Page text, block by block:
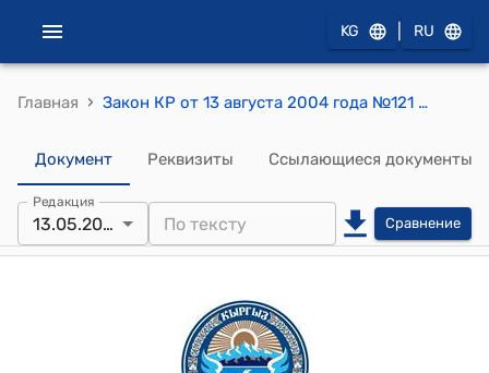
KG RU
Главная › Закон КР от 13 августа 2004 года №121 "О порядке осуществления контрольных функций Жогорку Кенешем Кыргызской Республики"
Документ Реквизиты Ссылающиеся документы
Редакция
13.05.2023 Сравнение